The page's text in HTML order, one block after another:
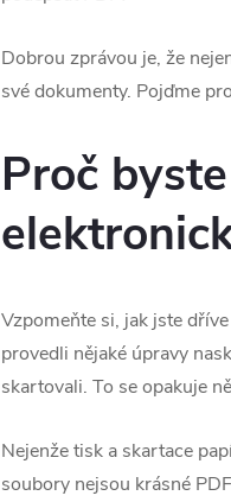
Dobrou zprávou je, že
své dokumenty. Pojďme
Proč
Vzpomeňte si, jak jste
provedli nějaké úpravy
skartovali. To se opakuje
Nejenže tisk a skartace
soubory nejsou krásné